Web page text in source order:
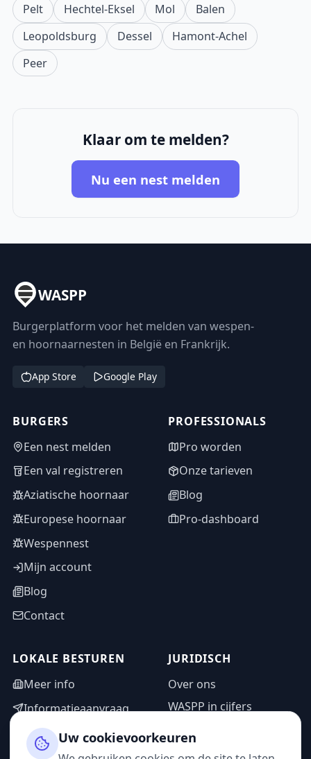
Pelt Hechtel-Eksel Mol
Balen
Leopoldsburg
Dessel
Hamont-Achel
Peer
Klaar om te melden?
Nu een nest melden
WASPP
Burgerplatform voor het melden van wespen-
en hoornaarnesten in België en Frankrijk.
App Store Google Play
BURGERS
Een nest melden
Een val registreren
Aziatische hoornaar
Europese hoornaar
Wespennest
Mijn account
Blog
Contact
PROFESSIONALS
Pro worden
Onze tarieven
Blog
Pro-dashboard
LOKALE BESTUREN
Meer info
Informatieaanvraag
Adminzone
JURIDISCH
Over ons
WASPP in cijfers
Privacybeleid
Uw cookievoorkeuren